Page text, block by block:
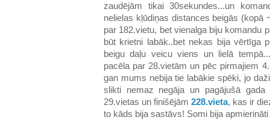
zaudējām tikai 30sekundes...un
nelielas kļūdiņas distances beigās (kopā
par 182.vietu, bet vienalga biju komandu
būt krietni labāk..bet nekas bija vērtīga
beigu daļu veicu viens un lielā
pacēla par 28.vietām un pēc pirmajiem
gan mums nebija tie labākie spēki, jo
slikti nemaz negāja un pagājušā gada
29.vietas un finišējām 228.vieta, kas ir
to kāds bija sastāvs! Somi bija